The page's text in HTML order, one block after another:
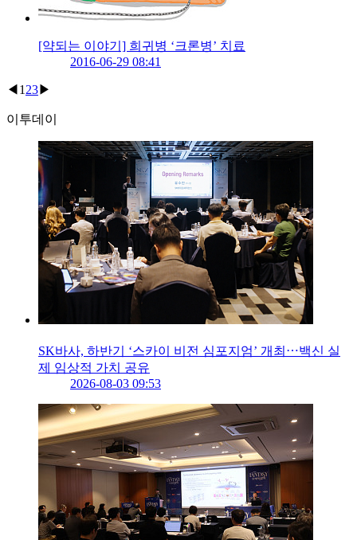
[약되는 이야기] 희귀병 ‘크론병’ 치료
2016-06-29 08:41
◀ 1 23▶
이투데이
SK바사, 하반기 ‘스카이 비전 심포지엄’ 개최⋯백신 실
제 임상적 가치 공유
2026-08-03 09:53